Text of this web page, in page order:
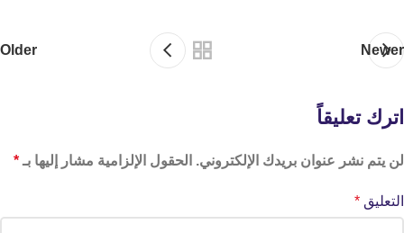
Newer
Older
اترك تعليقاً
لن يتم نشر عنوان بريدك الإلكتروني. الحقول الإلزامية مشار إليها بـ *
التعليق *